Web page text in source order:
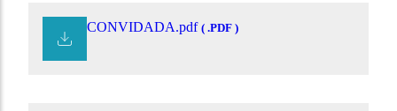
CONVIDADA.pdf ( .PDF )